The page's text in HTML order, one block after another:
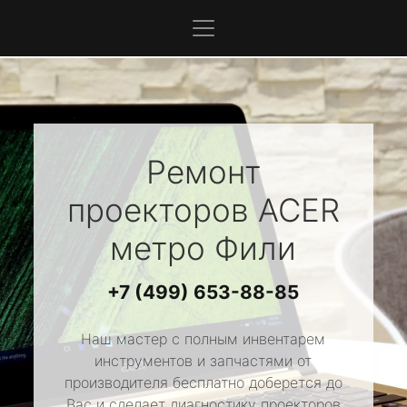
Ремонт
проекторовACER
метро Фили
+7 (499) 653-88-85
Наш мастер с полным инвентарем
инструментов и запчастями от
производителя бесплатно доберется до